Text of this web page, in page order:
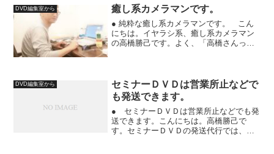
央晃さんです。というか、無限集客の杉
浦さんといった方がわか...
DVD編集室から 癒し系カメラマンです。
● 純粋な癒し系カメラマンです。 こん
にちは。イヤラシ系、癒し系カメラマン
の高橋勝己です。よく、「高橋さんっ
シ系」ではありま...
DVD編集室から
セミナーＤＶＤは営業所止などで
も発送できます。
● セミナーＤＶＤは営業所止などでも発
送できます。こんにちは。高橋勝己で
す。セミナーＤＶＤの発送代行では、営